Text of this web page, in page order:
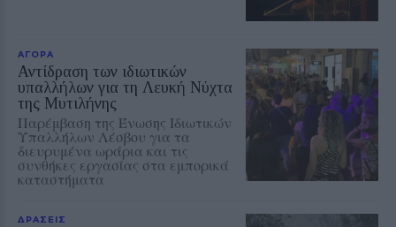
ΑΓΟΡΑ
Αντίδραση των ιδιωτικών
υπαλλήλων για τη Λευκή Νύχτα
της Μυτιλήνης
Παρέμβαση της Ένωσης Ιδιωτικών
Υπαλλήλων Λέσβου για τα
διευρυμένα ωράρια και τις
συνθήκες εργασίας στα εμπορικά
καταστήματα
ΔΡΑΣΕΙΣ